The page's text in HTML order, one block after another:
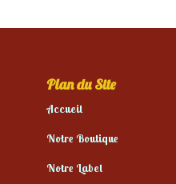
Plan du Site
Accueil
Notre Boutique
Notre Label